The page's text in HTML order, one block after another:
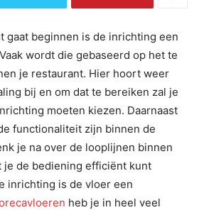
gaat beginnen is de inrichting een
wordt die gebaseerd op het te
je restaurant. Hier hoort weer
bij en om dat te bereiken zal je
moeten kiezen. Daarnaast
functionaliteit zijn binnen de
je na over de looplijnen binnen
je de bediening efficiënt kunt
inrichting is de vloer een
heb je in heel veel